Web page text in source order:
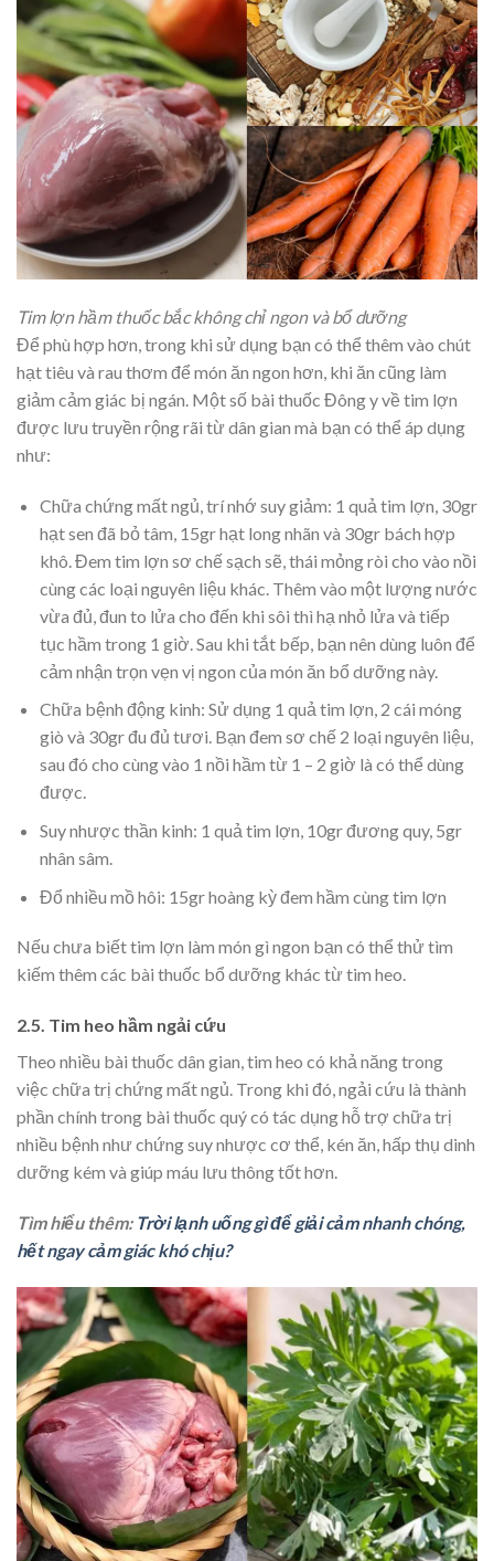
Tim lợn hầm thuốc bắc không chỉ ngon và bổ dưỡng
Để phù hợp hơn, trong khi sử dụng bạn có thể thêm vào chút
hạt tiêu và rau thơm để món ăn ngon hơn, khi ăn cũng làm
giảm cảm giác bị ngán. Một số bài thuốc Đông y về tim lợn
được lưu truyền rộng rãi từ dân gian mà bạn có thể áp dụng
như:
Chữa chứng mất ngủ, trí nhớ suy giảm: 1 quả tim lợn, 30gr
hạt sen đã bỏ tâm, 15gr hạt long nhãn và 30gr bách hợp
khô. Đem tim lợn sơ chế sạch sẽ, thái mỏng ròi cho vào nồi
cùng các loại nguyên liệu khác. Thêm vào một lượng nước
vừa đủ, đun to lửa cho đến khi sôi thì hạ nhỏ lửa và tiếp
tục hầm trong 1 giờ. Sau khi tắt bếp, bạn nên dùng luôn để
cảm nhận trọn vẹn vị ngon của món ăn bổ dưỡng này.
Chữa bệnh động kinh: Sử dụng 1 quả tim lợn, 2 cái móng
giò và 30gr đu đủ tươi. Bạn đem sơ chế 2 loại nguyên liệu,
sau đó cho cùng vào 1 nồi hầm từ 1 – 2 giờ là có thể dùng
được.
Suy nhược thần kinh: 1 quả tim lợn, 10gr đương quy, 5gr
nhân sâm.
Đổ nhiều mồ hôi: 15gr hoàng kỳ đem hầm cùng tim lợn
Nếu chưa biết tim lợn làm món gì ngon bạn có thể thử tìm
kiếm thêm các bài thuốc bổ dưỡng khác từ tim heo.
2.5. Tim heo hầm ngải cứu
Theo nhiều bài thuốc dân gian, tim heo có khả năng trong
việc chữa trị chứng mất ngủ. Trong khi đó, ngải cứu là thành
phần chính trong bài thuốc quý có tác dụng hỗ trợ chữa trị
nhiều bệnh như chứng suy nhược cơ thể, kén ăn, hấp thụ dinh
dưỡng kém và giúp máu lưu thông tốt hơn.
Tìm hiểu thêm: Trời lạnh uống gì để giải cảm nhanh chóng,
hết ngay cảm giác khó chịu?